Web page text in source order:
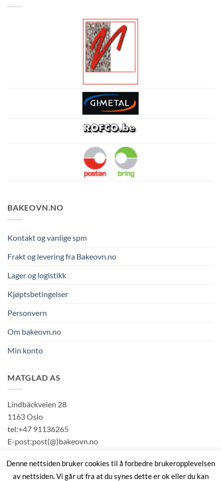
BAKEOVN.NO
Kontakt og vanlige spm
Frakt og levering fra Bakeovn.no
Lager og logistikk
Kjøptsbetingelser
Personvern
Om bakeovn.no
Min konto
MATGLAD AS
Lindbäckveien 28
1163 Oslo
tel:+47 91136265
E-post:post(@)bakeovn.no
Denne nettsiden bruker cookies til å forbedre brukeropplevelsen
av nettsiden. Vi går ut fra at du synes dette er ok eller du kan